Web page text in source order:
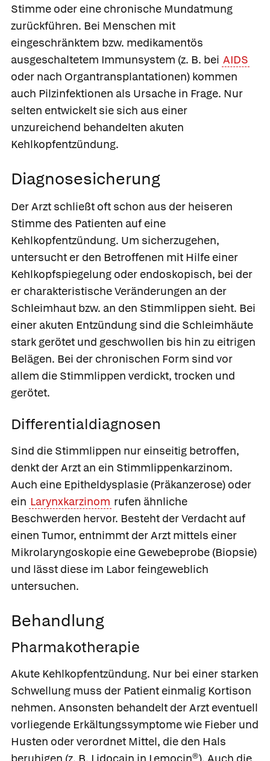
Stimme oder eine chronische Mundatmung
zurückführen. Bei Menschen mit
eingeschränktem bzw. medikamentös
ausgeschaltetem Immunsystem (z. B. bei AIDS
oder nach Organtransplantationen) kommen
auch Pilzinfektionen als Ursache in Frage. Nur
selten entwickelt sie sich aus einer
unzureichend behandelten akuten
Kehlkopfentzündung.
Diagnosesicherung
Der Arzt schließt oft schon aus der heiseren
Stimme des Patienten auf eine
Kehlkopfentzündung. Um sicherzugehen,
untersucht er den Betroffenen mit Hilfe einer
Kehlkopfspiegelung oder endoskopisch, bei der
er charakteristische Veränderungen an der
Schleimhaut bzw. an den Stimmlippen sieht. Bei
einer akuten Entzündung sind die Schleimhäute
stark gerötet und geschwollen bis hin zu eitrigen
Belägen. Bei der chronischen Form sind vor
allem die Stimmlippen verdickt, trocken und
gerötet.
Differentialdiagnosen
Sind die Stimmlippen nur einseitig betroffen,
denkt der Arzt an ein Stimmlippenkarzinom.
Auch eine Epitheldysplasie (Präkanzerose) oder
ein Larynxkarzinom rufen ähnliche
Beschwerden hervor. Besteht der Verdacht auf
einen Tumor, entnimmt der Arzt mittels einer
Mikrolaryngoskopie eine Gewebeprobe (Biopsie)
und lässt diese im Labor feingeweblich
untersuchen.
Behandlung
Pharmakotherapie
Akute Kehlkopfentzündung. Nur bei einer starken
Schwellung muss der Patient einmalig Kortison
nehmen. Ansonsten behandelt der Arzt eventuell
vorliegende Erkältungssymptome wie Fieber und
Husten oder verordnet Mittel, die den Hals
beruhigen (z. B. Lidocain in Lemocin®). Auch die